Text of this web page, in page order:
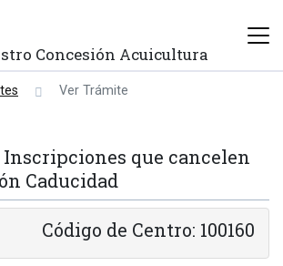
Concesión Acuicultura
Ver Trámite
que cancelen
Caducidad
Código de Centro: 100160